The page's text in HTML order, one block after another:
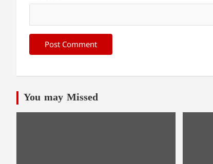
You may Missed